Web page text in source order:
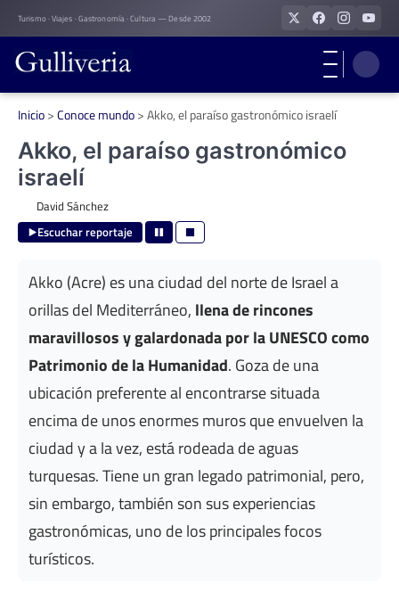
Skip
to
content
Turismo · Viajes · Gastronomía · Cultura — Desde 2002
Inicio>Conoce mundo>Akko, el paraíso gastronómico israelí
Akko, el paraíso gastronómico
israelí
David Sánchez
Escuchar reportaje
Akko (Acre) es una ciudad del norte de Israel a
orillas del Mediterráneo, llena de rincones
maravillosos y galardonada por la UNESCO como
Patrimonio de la Humanidad. Goza de una
ubicación preferente al encontrarse situada
encima de unos enormes muros que envuelven la
ciudad y a la vez, está rodeada de aguas
turquesas. Tiene un gran legado patrimonial, pero,
sin embargo, también son sus experiencias
gastronómicas, uno de los principales focos
turísticos.